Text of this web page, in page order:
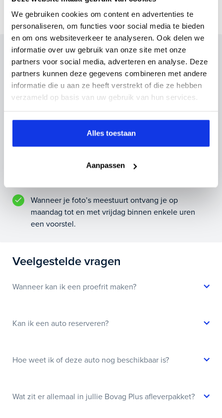
We gebruiken cookies om content en advertenties te
personaliseren, om functies voor social media te bieden
en om ons websiteverkeer te analyseren. Ook delen we
informatie over uw gebruik van onze site met onze
partners voor social media, adverteren en analyse. Deze
partners kunnen deze gegevens combineren met andere
informatie die u aan ze heeft verstrekt of die ze hebben
verzameld op basis van uw gebruik van hun services.
Alles toestaan
Aanpassen
Inruilvoorstel op deze auto?
Vul hier je gegevens in en vergeet niet foto's van je
inruilauto mee te sturen.
Inruilvoorstel aanvragen
Wanneer je foto’s meestuurt ontvang je op
maandag tot en met vrijdag binnen enkele uren
een voorstel.
Veelgestelde vragen
Wanneer kan ik een proefrit maken?
Kan ik een auto reserveren?
Hoe weet ik of deze auto nog beschikbaar is?
Wat zit er allemaal in jullie Bovag Plus afleverpakket?